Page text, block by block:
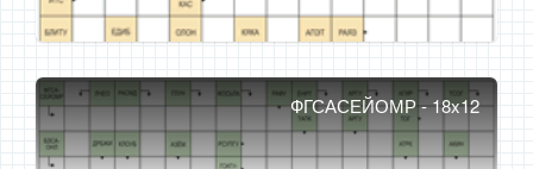
ФГСАСЕЙОМР - 18x12